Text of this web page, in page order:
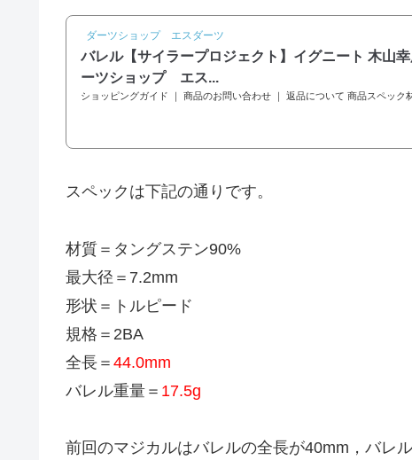
ダーツショップ エスダーツ
バレル【サイラープロジェクト】イグニート 木山
ーツショップ エス...
ショッピングガイド ｜ 商品のお問い合わせ ｜ 返品について 商品スペック
スペックは下記の通りです。
材質＝タングステン90%
最大径＝7.2mm
形状＝トルピード
規格＝2BA
全長＝ 44.0mm
バレル重量＝ 17.5g
前回のマジカルはバレルの全長が40mm，バレ